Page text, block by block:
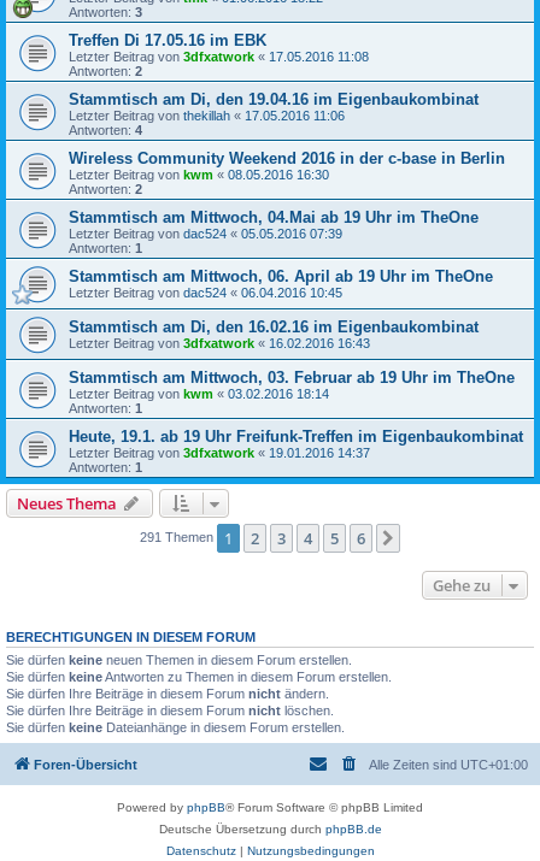
Antworten: 3
Treffen Di 17.05.16 im EBK
Letzter Beitrag von 3dfxatwork « 17.05.2016 11:08
Antworten: 2
Stammtisch am Di, den 19.04.16 im Eigenbaukombinat
Letzter Beitrag von thekillah « 17.05.2016 11:06
Antworten: 4
Wireless Community Weekend 2016 in der c-base in Berlin
Letzter Beitrag von kwm « 08.05.2016 16:30
Antworten: 2
Stammtisch am Mittwoch, 04.Mai ab 19 Uhr im TheOne
Letzter Beitrag von dac524 « 05.05.2016 07:39
Antworten: 1
Stammtisch am Mittwoch, 06. April ab 19 Uhr im TheOne
Letzter Beitrag von dac524 « 06.04.2016 10:45
Stammtisch am Di, den 16.02.16 im Eigenbaukombinat
Letzter Beitrag von 3dfxatwork « 16.02.2016 16:43
Stammtisch am Mittwoch, 03. Februar ab 19 Uhr im TheOne
Letzter Beitrag von kwm « 03.02.2016 18:14
Antworten: 1
Heute, 19.1. ab 19 Uhr Freifunk-Treffen im Eigenbaukombinat
Letzter Beitrag von 3dfxatwork « 19.01.2016 14:37
Antworten: 1
Neues Thema
291 Themen 1 2 3 4 5 6
Gehe zu
BERECHTIGUNGEN IN DIESEM FORUM
Sie dürfen keine neuen Themen in diesem Forum erstellen.
Sie dürfen keineAntworten zu Themen in diesem Forum erstellen.
Sie dürfen Ihre Beiträge in diesem Forum nicht ändern.
Sie dürfen Ihre Beiträge in diesem Forum nicht löschen.
Sie dürfen keine Dateianhänge in diesem Forum erstellen.
Foren-Übersicht Alle Zeiten sind UTC+01:00
Powered by phpBB® Forum Software © phpBB Limited
Deutsche Übersetzung durch phpBB.de
Datenschutz| Nutzungsbedingungen